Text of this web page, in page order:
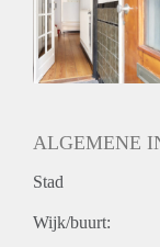
De huurprijs
verhuurd.
Vanwege het
iedereen
belangstellenden
ALGEMENE
Stad
Wijk/buurt: